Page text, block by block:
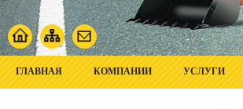
ГЛАВНАЯ КОМПАНИИ УСЛУГИ